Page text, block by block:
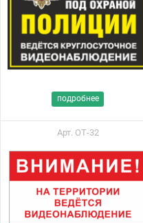
подробнее
Арт. ОТ-32